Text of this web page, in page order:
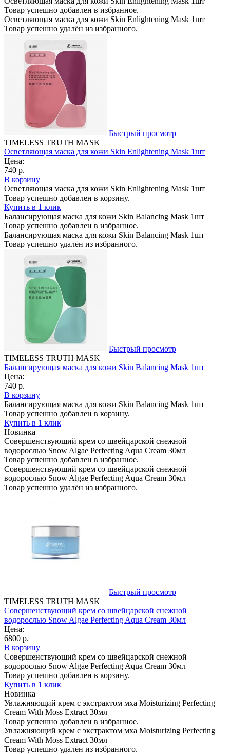
Товар успешно добавлен в избранное.
Осветляющая маска для кожи Skin Enlightening Mask 1шт
Товар успешно удалён из избранного.
Быстрый просмотр
TIMELESS TRUTH MASK
Осветляющая маска для кожи Skin Enlightening Mask 1шт
Цена:
740 р.
В корзину
Осветляющая маска для кожи Skin Enlightening Mask 1шт
Товар успешно добавлен в корзину.
Купить в 1 клик
Балансирующая маска для кожи Skin Balancing Mask 1шт
Товар успешно добавлен в избранное.
Балансирующая маска для кожи Skin Balancing Mask 1шт
Товар успешно удалён из избранного.
Быстрый просмотр
TIMELESS TRUTH MASK
Балансирующая маска для кожи Skin Balancing Mask 1шт
Цена:
740 р.
В корзину
Балансирующая маска для кожи Skin Balancing Mask 1шт
Товар успешно добавлен в корзину.
Купить в 1 клик
Новинка
Совершенствующий крем со швейцарской снежной
водорослью Snow Algae Perfecting Aqua Cream 30мл
Товар успешно добавлен в избранное.
Совершенствующий крем со швейцарской снежной
водорослью Snow Algae Perfecting Aqua Cream 30мл
Товар успешно удалён из избранного.
Быстрый просмотр
TIMELESS TRUTH MASK
Совершенствующий крем со швейцарской снежной
водорослью Snow Algae Perfecting Aqua Cream 30мл
Цена:
6800 р.
В корзину
Совершенствующий крем со швейцарской снежной
водорослью Snow Algae Perfecting Aqua Cream 30мл
Товар успешно добавлен в корзину.
Купить в 1 клик
Новинка
Увлажняющий крем с экстрактом мха Moisturizing Perfecting
Cream With Moss Extract 30мл
Товар успешно добавлен в избранное.
Увлажняющий крем с экстрактом мха Moisturizing Perfecting
Cream With Moss Extract 30мл
Товар успешно удалён из избранного.